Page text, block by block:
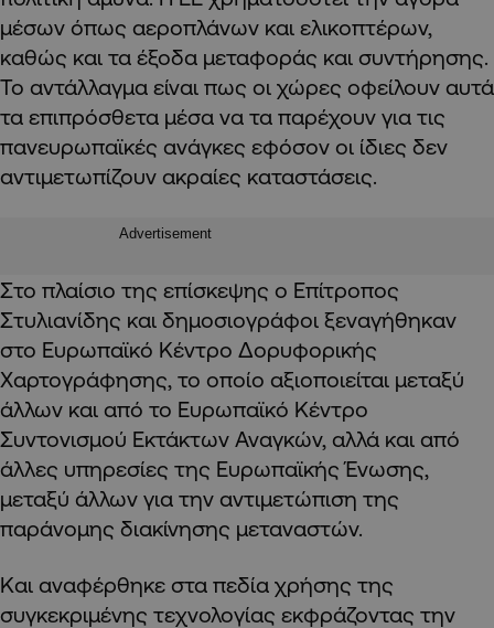
μέσων όπως αεροπλάνων και ελικοπτέρων,
καθώς και τα έξοδα μεταφοράς και συντήρησης.
Το αντάλλαγμα είναι πως οι χώρες οφείλουν αυτά
τα επιπρόσθετα μέσα να τα παρέχουν για τις
πανευρωπαϊκές ανάγκες εφόσον οι ίδιες δεν
αντιμετωπίζουν ακραίες καταστάσεις.
Advertisement
Στο πλαίσιο της επίσκεψης ο Eπίτροπος
Στυλιανίδης και δημοσιογράφοι ξεναγήθηκαν
στο Ευρωπαϊκό Κέντρο Δορυφορικής
Χαρτογράφησης, το οποίο αξιοποιείται μεταξύ
άλλων και από το Ευρωπαϊκό Κέντρο
Συντονισμού Εκτάκτων Αναγκών, αλλά και από
άλλες υπηρεσίες της Ευρωπαϊκής Ένωσης,
μεταξύ άλλων για την αντιμετώπιση της
παράνομης διακίνησης μεταναστών.
Και αναφέρθηκε στα πεδία χρήσης της
συγκεκριμένης τεχνολογίας εκφράζοντας την